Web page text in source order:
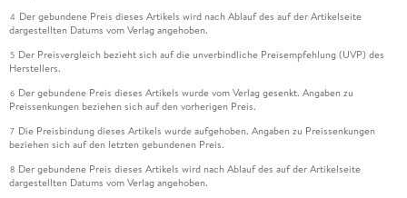
4 Der gebundene Preis dieses Artikels wird nach Ablauf des auf der Artikelseite
dargestellten Datums vom Verlag angehoben.
5 Der Preisvergleich bezieht sich auf die unverbindliche Preisempfehlung (UVP) des
Herstellers.
6 Der gebundene Preis dieses Artikels wurde vom Verlag gesenkt. Angaben zu
Preissenkungen beziehen sich auf den vorherigen Preis.
7 Die Preisbindung dieses Artikels wurde aufgehoben. Angaben zu Preissenkungen
beziehen sich auf den letzten gebundenen Preis.
8 Der gebundene Preis dieses Artikels wird nach Ablauf des auf der Artikelseite
dargestellten Datums vom Verlag angehoben.